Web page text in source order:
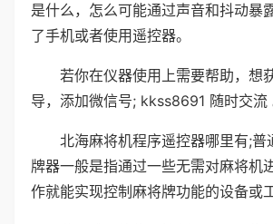
是什么，怎么可能通过声音和抖动暴
了手机或者使用遥控器。
若你在仪器使用上需要帮助，想
导，添加微信号; kkss8691 随时交流
北海麻将机程序遥控器哪里有;普
牌器一般是指通过一些无需对麻将机
作就能实现控制麻将牌功能的设备或工